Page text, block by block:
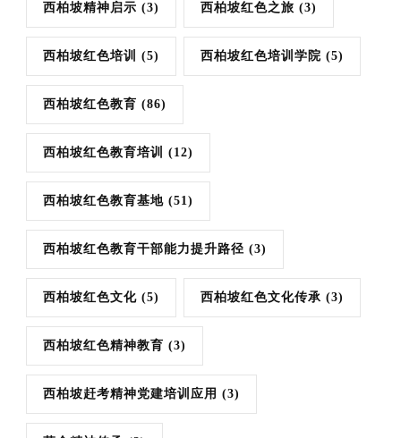
西柏坡精神启示 (3) 西柏坡红色之旅 (3)
西柏坡红色培训 (5) 西柏坡红色培训学院 (5)
西柏坡红色教育 (86)
西柏坡红色教育培训 (12)
西柏坡红色教育基地 (51)
西柏坡红色教育干部能力提升路径 (3)
西柏坡红色文化 (5) 西柏坡红色文化传承 (3)
西柏坡红色精神教育 (3)
西柏坡赶考精神党建培训应用 (3)